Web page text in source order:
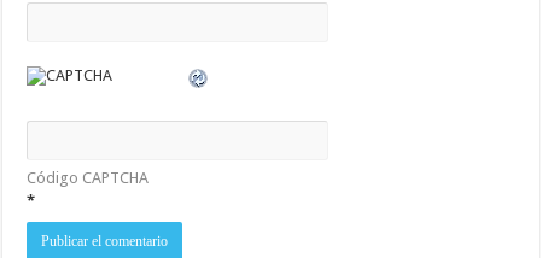
Código CAPTCHA
*